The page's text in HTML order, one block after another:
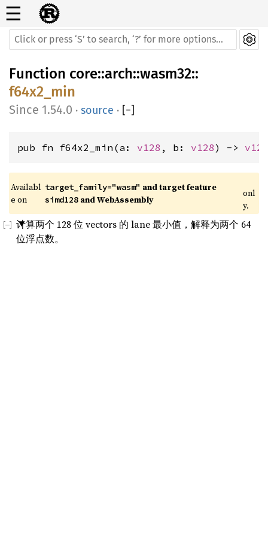
☰
Function core::arch::wasm32::
f64x2_min
1.54.0 · source · [−]
pub fn f64x2_min(a: v128 , b: v128) -> v128
Availabl
e on
target_family="wasm" and target feature
simd128 and WebAssembly
onl
y.
计算两个 128 位 vectors 的 lane 最小值，解释为两个 64
位浮点数。